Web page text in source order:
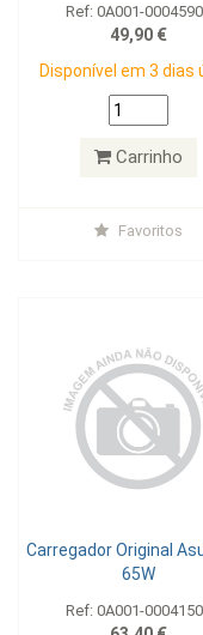
Ref: 0A001-
49,90 €
Disponível em 3 dias
Carrinho
Favoritos
Carregador Original
65W
Ref: 0A001-